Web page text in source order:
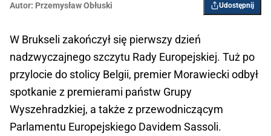
Autor: Przemysław Obłuski Udostępnij
W Brukseli zakończył się pierwszy dzień
nadzwyczajnego szczytu Rady Europejskiej. Tuż po
przylocie do stolicy Belgii, premier Morawiecki odbył
spotkanie z premierami państw Grupy
Wyszehradzkiej, a także z przewodniczącym
Parlamentu Europejskiego Davidem Sassoli.